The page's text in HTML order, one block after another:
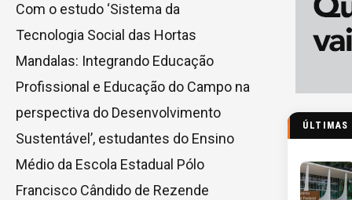
Com o estudo ‘Sistema da
Tecnologia Social das Hortas
Mandalas: Integrando Educação
Profissional e Educação do Campo na
perspectiva do Desenvolvimento
Sustentável’, estudantes do Ensino
Médio da Escola Estadual Pólo
Francisco Cândido de Rezende